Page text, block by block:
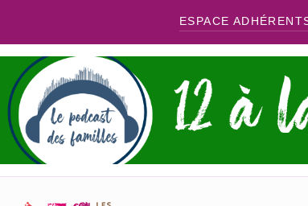
ESPACE